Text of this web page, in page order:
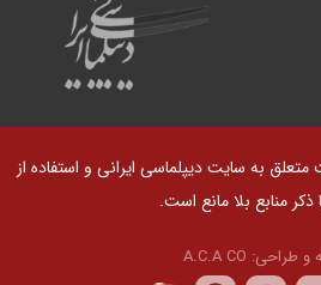
به سایت دیپلماسی ایرانی و استفاده از
منابع بلا مانع است.
و طراحی: A.C.A CO